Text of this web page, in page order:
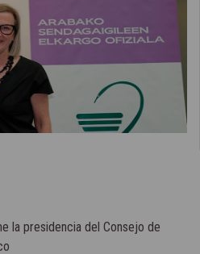
la presidencia del Consejo de